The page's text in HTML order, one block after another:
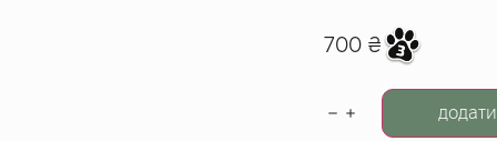
700 ₴